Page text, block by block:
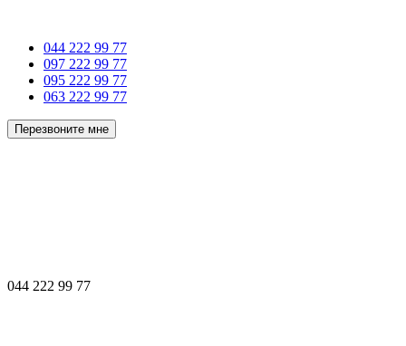
044 222 99 77
097 222 99 77
095 222 99 77
063 222 99 77
Перезвоните мне
044 222 99 77